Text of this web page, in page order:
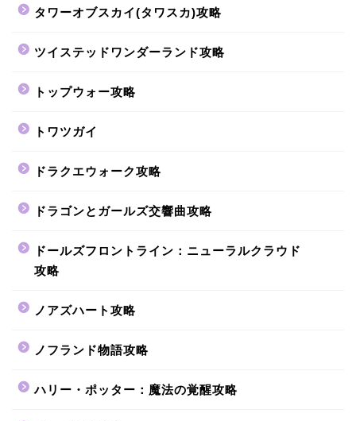
タワーオブスカイ(タワスカ)攻略
ツイステッドワンダーランド攻略
トップウォー攻略
トワツガイ
ドラクエウォーク攻略
ドラゴンとガールズ交響曲攻略
ドールズフロントライン：ニューラルクラウド
攻略
ノアズハート攻略
ノフランド物語攻略
ハリー・ポッター：魔法の覚醒攻略